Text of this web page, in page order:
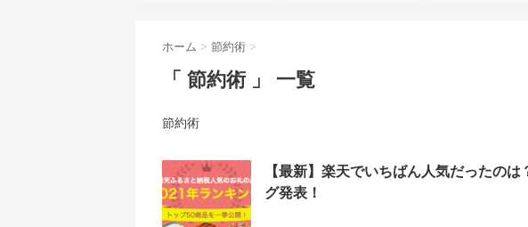
ホーム > 節約術 >
「 節約術 」 一覧
節約術
【最新】楽天でいちばん人気だったの
グ発表！